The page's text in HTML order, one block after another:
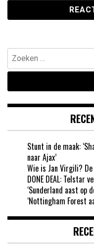
Zoeken
naar:
Stunt in de maak:
naar Ajax’
Wie is Jan Virgili?
DONE DEAL:
‘Sunderland aast op
‘Nottingham Forest